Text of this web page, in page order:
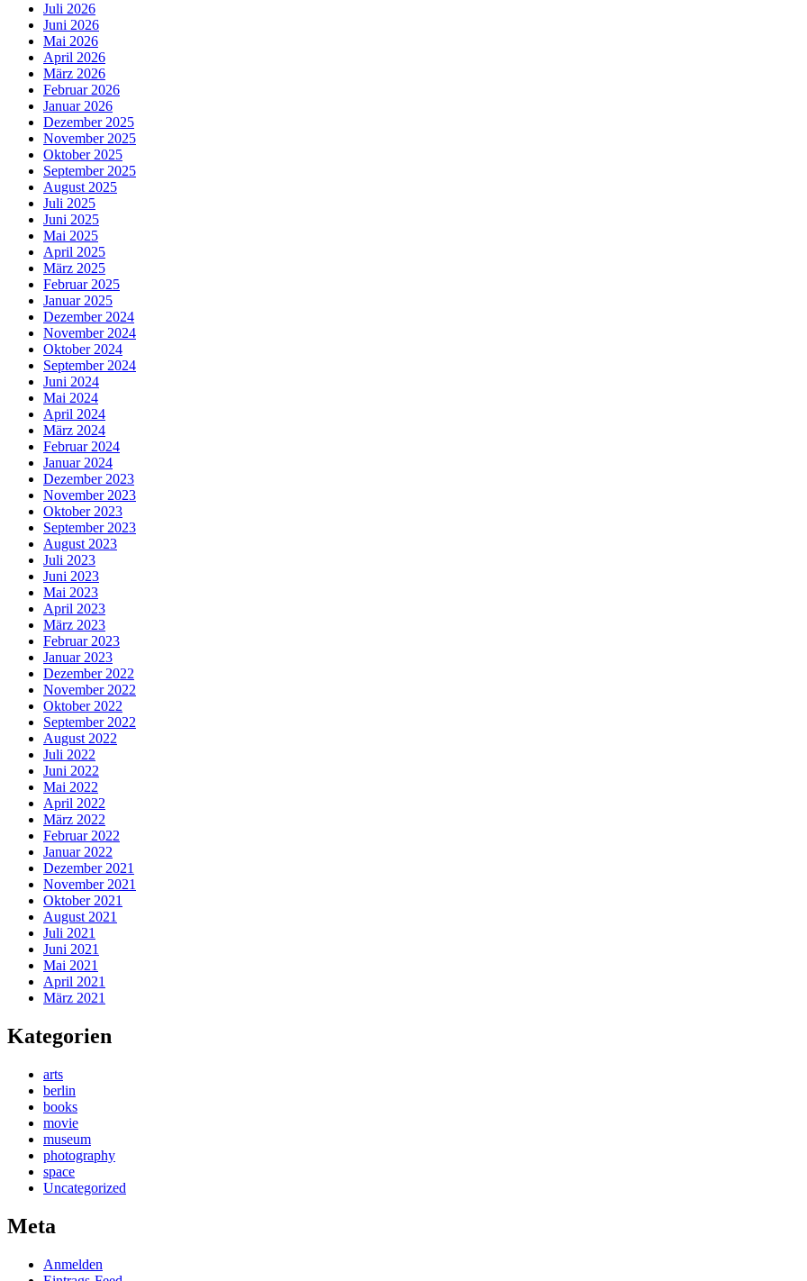
Juli 2026
Juni 2026
Mai 2026
April 2026
März 2026
Februar 2026
Januar 2026
Dezember 2025
November 2025
Oktober 2025
September 2025
August 2025
Juli 2025
Juni 2025
Mai 2025
April 2025
März 2025
Februar 2025
Januar 2025
Dezember 2024
November 2024
Oktober 2024
September 2024
Juni 2024
Mai 2024
April 2024
März 2024
Februar 2024
Januar 2024
Dezember 2023
November 2023
Oktober 2023
September 2023
August 2023
Juli 2023
Juni 2023
Mai 2023
April 2023
März 2023
Februar 2023
Januar 2023
Dezember 2022
November 2022
Oktober 2022
September 2022
August 2022
Juli 2022
Juni 2022
Mai 2022
April 2022
März 2022
Februar 2022
Januar 2022
Dezember 2021
November 2021
Oktober 2021
August 2021
Juli 2021
Juni 2021
Mai 2021
April 2021
März 2021
Kategorien
arts
berlin
books
movie
museum
photography
space
Uncategorized
Meta
Anmelden